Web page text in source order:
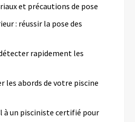
et précautions de pose
: réussir la pose des
rapidement les
les abords de votre piscine
à un pisciniste certifié pour